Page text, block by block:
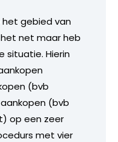
gebied van
net maar heb
situatie. Hierin
(bvb
(bvb
op een zeer
met vier